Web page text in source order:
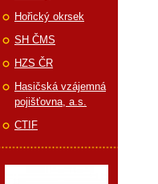
Hořický okrsek
SH ČMS
HZS ČR
Hasičská vzájemná
pojišťovna, a.s.
CTIF